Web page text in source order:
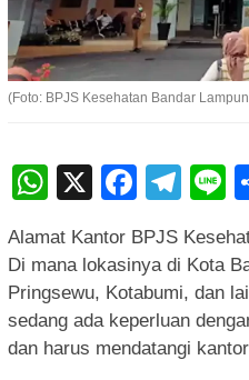
(Foto: BPJS Kesehatan Bandar
WhatsApp
X
Alamat Kantor BPJS
Di mana lokasinya di Kota
Pringsewu, Kotabumi, dan
sedang ada keperluan
dan harus mendatangi